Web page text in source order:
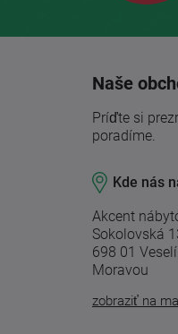
Naše
Príďte si
poradíme.
Kde nás
Akcent
Sokolovská
698 01
Moravou
zobraziť na